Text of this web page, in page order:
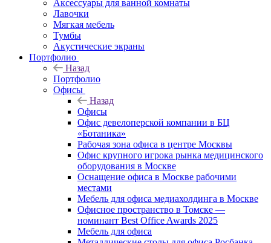
Аксессуары для ванной комнаты
Лавочки
Мягкая мебель
Тумбы
Акустические экраны
Портфолио
Назад
Портфолио
Офисы
Назад
Офисы
Офис девелоперской компании в БЦ
«Ботаника»
Рабочая зона офиса в центре Москвы
Офис крупного игрока рынка медицинского
оборудования в Москве
Оснащение офиса в Москве рабочими
местами
Мебель для офиса медиахолдинга в Москве
Офисное пространство в Томске —
номинант Best Office Awards 2025
Мебель для офиса